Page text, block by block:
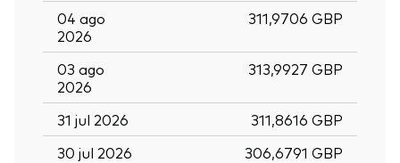
04 ago
2026
311,9706 GBP
03 ago
2026
313,9927 GBP
31 jul 2026
311,8616 GBP
30 jul 2026
306,6791 GBP